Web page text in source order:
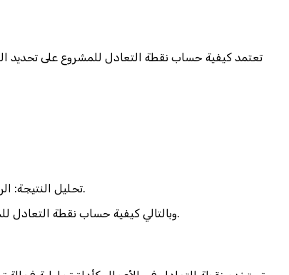
تعتمد كيفية حساب نقطة التعادل للمشروع على تحديد
تحليل النتيجة: الرقم الناتج يوضح عدد الوحدات التي يجب بيعها للوصول إلى نقطة التعادل، ويمكن استخدامه لوضع أهداف المبيعات واتخاذ قرارات التسعير.
وبالتالي كيفية حساب نقطة التعادل للمشروع، يصبح لدى صاحب المشروع أداة قوية لتقييم الأداء المالي، وتقليل المخاطر، وبناء خطط واقعية تضمن استقرار المشروع وقدرته على النمو.